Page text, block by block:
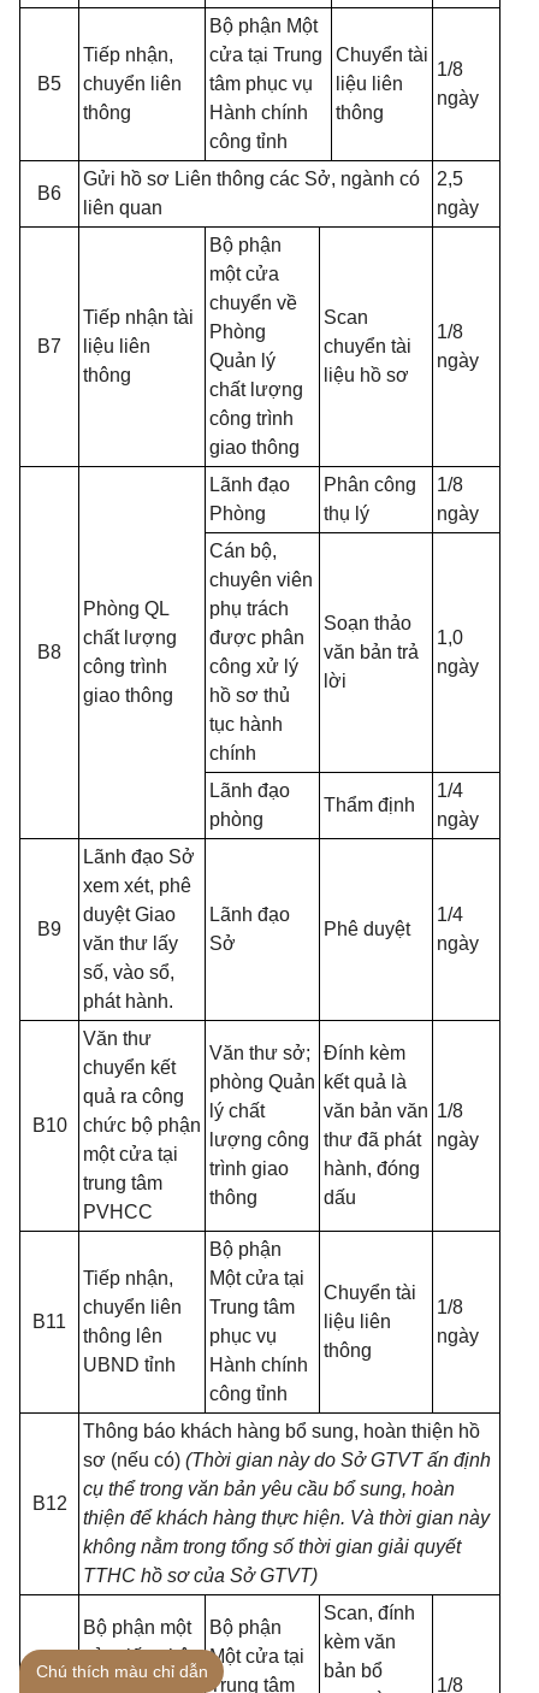
B5
Tiếp nhận,
chuyển liên
thông
Bộ phận Một
cửa tại Trung
tâm phục vụ
Hành chính
công tỉnh
Chuyển tài
liệu liên
thông
1/8
ngày
B6
Gửi hồ sơ Liên thông các Sở, ngành có
liên quan
2,5
ngày
B7
Tiếp nhận tài
liệu liên
thông
Bộ phận
một cửa
chuyển về
Phòng
Quản lý
chất lượng
công trình
giao thông
Scan
chuyển tài
liệu hồ sơ
1/8
ngày
B8
Phòng QL
chất lượng
công trình
giao thông
Lãnh đạo
Phòng
Phân công
thụ lý
1/8
ngày
Cán bộ,
chuyên viên
phụ trách
được phân
công xử lý
hồ sơ thủ
tục hành
chính
Soạn thảo
văn bản trả
lời
1,0
ngày
Lãnh đạo
phòng
Thẩm định
1/4
ngày
B9
Lãnh đạo Sở
xem xét, phê
duyệt Giao
văn thư lấy
số, vào sổ,
phát hành.
Lãnh đạo
Sở
Phê duyệt
1/4
ngày
B10
Văn thư
chuyển kết
quả ra công
chức bộ phận
một cửa tại
trung tâm
PVHCC
Văn thư sở;
phòng Quản
lý chất
lượng công
trình giao
thông
Đính kèm
kết quả là
văn bản văn
thư đã phát
hành, đóng
dấu
1/8
ngày
B11
Tiếp nhận,
chuyển liên
thông lên
UBND tỉnh
Bộ phận
Một cửa tại
Trung tâm
phục vụ
Hành chính
công tỉnh
Chuyển tài
liệu liên
thông
1/8
ngày
B12
Thông báo khách hàng bổ sung, hoàn thiện hồ
sơ (nếu có) (Thời gian này do Sở GTVT ấn định
cụ thể trong văn bản yêu cầu bổ sung, hoàn
thiện để khách hàng thực hiện. Và thời gian này
không nằm trong tổng số thời gian giải quyết
TTHC hồ sơ của Sở GTVT)
Bộ phận một
cửa tiếp nhận
Bộ phận
Một cửa tại
Trung tâm
Scan, đính
kèm văn
bản bổ
1/8
Chú thích màu chỉ dẫn